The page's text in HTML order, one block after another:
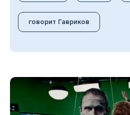
говорит Гавриков